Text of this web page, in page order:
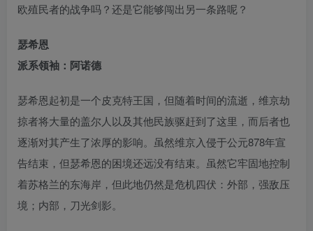
欧殖民者的战争吗？还是它能够闯出另一条路呢？
瑟希恩
派系领袖：阿诺德
瑟希恩起初是一个皮克特王国，但随着时间的流逝，维京劫
掠者将大量的盖尔人以及其他民族驱赶到了这里，而后者也
逐渐对其产生了浓厚的影响。虽然维京入侵于公元878年宣
告结束，但瑟希恩的困境还远没有结束。虽然它牢固地控制
着苏格兰的东海岸，但此地仍然是危机四伏：外部，强敌压
境；内部，刀光剑影。